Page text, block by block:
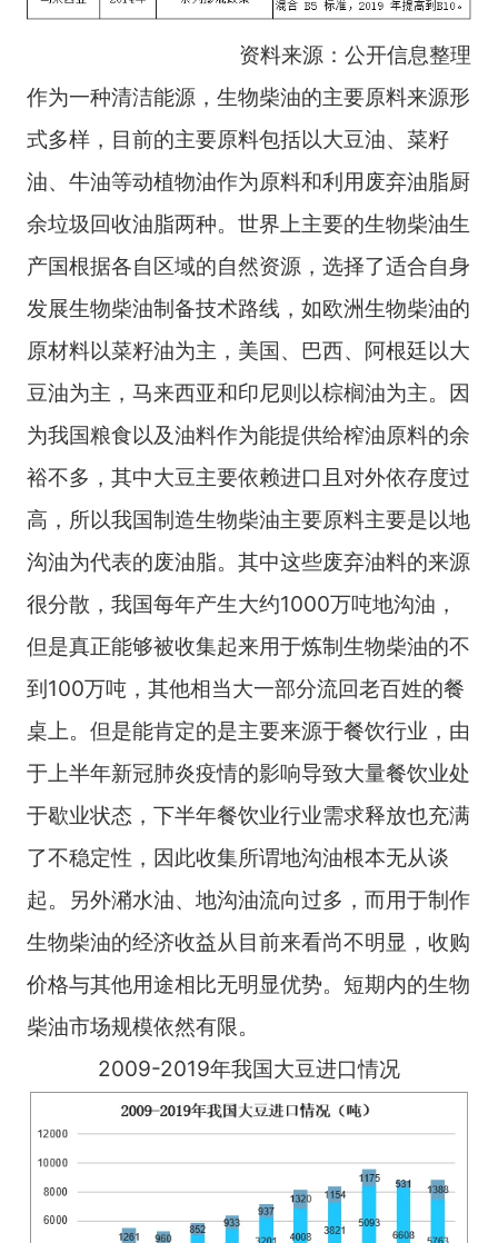
资料来源：公开信息整理
作为一种清洁能源，生物柴油的主要原料来源形
式多样，目前的主要原料包括以大豆油、菜籽
油、牛油等动植物油作为原料和利用废弃油脂厨
余垃圾回收油脂两种。世界上主要的生物柴油生
产国根据各自区域的自然资源，选择了适合自身
发展生物柴油制备技术路线，如欧洲生物柴油的
原材料以菜籽油为主，美国、巴西、阿根廷以大
豆油为主，马来西亚和印尼则以棕榈油为主。因
为我国粮食以及油料作为能提供给榨油原料的余
裕不多，其中大豆主要依赖进口且对外依存度过
高，所以我国制造生物柴油主要原料主要是以地
沟油为代表的废油脂。其中这些废弃油料的来源
很分散，我国每年产生大约1000万吨地沟油，
但是真正能够被收集起来用于炼制生物柴油的不
到100万吨，其他相当大一部分流回老百姓的餐
桌上。但是能肯定的是主要来源于餐饮行业，由
于上半年新冠肺炎疫情的影响导致大量餐饮业处
于歇业状态，下半年餐饮业行业需求释放也充满
了不稳定性，因此收集所谓地沟油根本无从谈
起。另外潲水油、地沟油流向过多，而用于制作
生物柴油的经济收益从目前来看尚不明显，收购
价格与其他用途相比无明显优势。短期内的生物
柴油市场规模依然有限。
2009-2019年我国大豆进口情况